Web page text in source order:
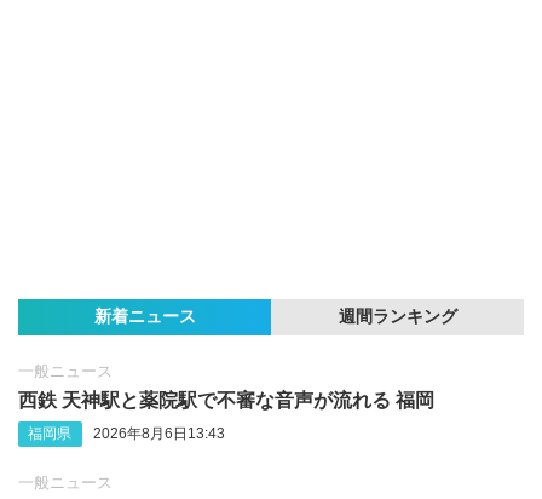
新着ニュース 週間ランキング
一般ニュース
西鉄 天神駅と薬院駅で不審な音声が流れる 福岡
福岡県 2026年8月6日13:43
一般ニュース